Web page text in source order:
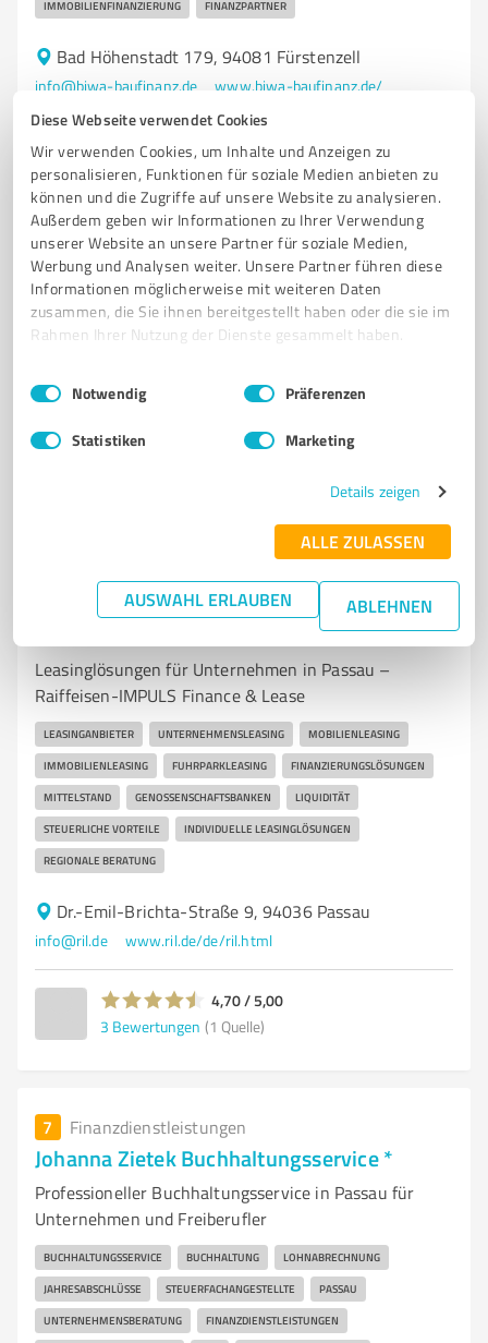
Diese Webseite verwendet Cookies
Wir verwenden Cookies, um Inhalte und Anzeigen zu
personalisieren, Funktionen für soziale Medien anbieten zu
können und die Zugriffe auf unsere Website zu analysieren.
Außerdem geben wir Informationen zu Ihrer Verwendung
unserer Website an unsere Partner für soziale Medien,
Werbung und Analysen weiter. Unsere Partner führen diese
Informationen möglicherweise mit weiteren Daten
zusammen, die Sie ihnen bereitgestellt haben oder die sie im
Rahmen Ihrer Nutzung der Dienste gesammelt haben.
Impressum Datenschutzbestimmungen
Einwilligungsauswahl
Notwendig Präferenzen
Statistiken Marketing
Details zeigen
ALLE ZULASSEN
AUSWAHL ERLAUBEN ABLEHNEN
IMMOBILIENFINANZIERUNG FINANZPARTNER
Bad Höhenstadt 179, 94081 Fürstenzell
info@biwa-baufinanz.de www.biwa-baufinanz.de/
5,00 / 5,00
7Bewertungen (1 Quelle)
Sie möchten auch hier gelistet werden?
Registrieren Sie sich jetzt und werden Sie ein von
Finanzdienstleistungen
Raiffeisen-IMPULS Finance & Lease GmbH
Leasinglösungen für Unternehmen in Passau –
Raiffeisen-IMPULS Finance & Lease
LEASINGANBIETER UNTERNEHMENSLEASING MOBILIENLEASING
IMMOBILIENLEASING FUHRPARKLEASING FINANZIERUNGSLÖSUNGEN
MITTELSTAND GENOSSENSCHAFTSBANKEN LIQUIDITÄT
STEUERLICHE VORTEILE INDIVIDUELLE LEASINGLÖSUNGEN
REGIONALE BERATUNG
Dr.-Emil-Brichta-Straße 9, 94036 Passau
info@ril.de www.ril.de/de/ril.html
4,70 / 5,00
3 Bewertungen (1 Quelle)
7 Finanzdienstleistungen
Johanna Zietek Buchhaltungsservice *
Professioneller Buchhaltungsservice in Passau für
Unternehmen und Freiberufler
BUCHHALTUNGSSERVICE BUCHHALTUNG LOHNABRECHNUNG
JAHRESABSCHLÜSSE STEUERFACHANGESTELLTE PASSAU
UNTERNEHMENSBERATUNG FINANZDIENSTLEISTUNGEN